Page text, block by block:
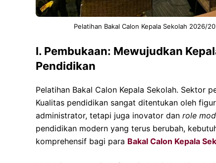
Pelatihan Bakal Calon Kepala Sekolah 2026/
I. Pembukaan: Mewujudkan
Pendidikan
Pelatihan Bakal Calon Kepala Sekolah. Sektor
Kualitas pendidikan sangat ditentukan oleh figur
administrator, tetapi juga inovator dan role
pendidikan modern yang terus berubah,
komprehensif bagi para Bakal Calon Kepala